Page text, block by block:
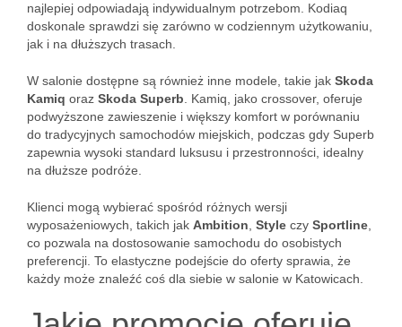
najlepiej odpowiadają indywidualnym potrzebom. Kodiaq
doskonale sprawdzi się zarówno w codziennym użytkowaniu,
jak i na dłuższych trasach.
W salonie dostępne są również inne modele, takie jak Skoda
Kamiq oraz Skoda Superb . Kamiq, jako crossover, oferuje
podwyższone zawieszenie i większy komfort w porównaniu
do tradycyjnych samochodów miejskich, podczas gdy Superb
zapewnia wysoki standard luksusu i przestronności, idealny
na dłuższe podróże.
Klienci mogą wybierać spośród różnych wersji
wyposażeniowych, takich jak Ambition Style czy Sportline
co pozwala na dostosowanie samochodu do osobistych
preferencji. To elastyczne podejście do oferty sprawia, że
każdy może znaleźć coś dla siebie w salonie w Katowicach.